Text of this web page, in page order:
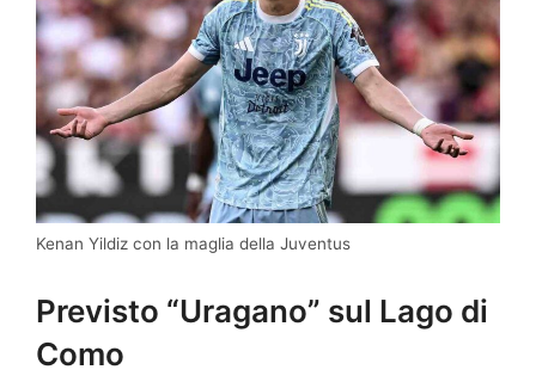
Kenan Yildiz con la maglia della Juventus
Previsto “Uragano” sul Lago di
Como